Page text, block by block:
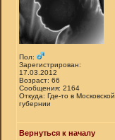
Пол:
Зарегистрирован:
17.03.2012
Возраст: 66
Сообщения: 2164
Откуда: Где-то в Московской
губернии
Вернуться к началу